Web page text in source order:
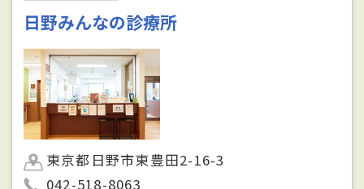
日野みんなの診療所
東京都日野市東豊田2-16-3
042-518-8063